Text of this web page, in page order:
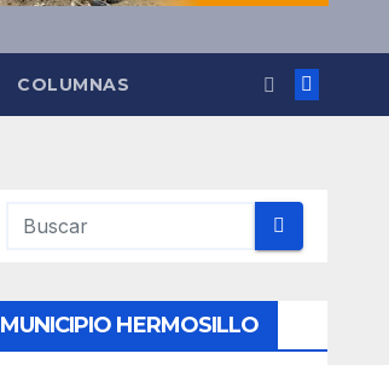
COLUMNAS
MUNICIPIO HERMOSILLO